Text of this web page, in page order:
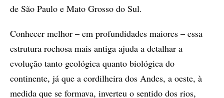
de São Paulo e Mato Grosso do Sul.
Conhecer melhor – em profundidades maiores – essa
estrutura rochosa mais antiga ajuda a detalhar a
evolução tanto geológica quanto biológica do
continente, já que a cordilheira dos Andes, a oeste, à
medida que se formava, inverteu o sentido dos rios,